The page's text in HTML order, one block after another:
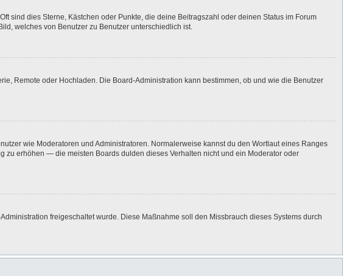
sind dies Sterne, Kästchen oder Punkte, die deine Beitragszahl oder deinen Status im Forum
welches von Benutzer zu Benutzer unterschiedlich ist.
Remote oder Hochladen. Die Board-Administration kann bestimmen, ob und wie die Benutzer
wie Moderatoren und Administratoren. Normalerweise kannst du den Wortlaut eines Ranges
zu erhöhen — die meisten Boards dulden dieses Verhalten nicht und ein Moderator oder
freigeschaltet wurde. Diese Maßnahme soll den Missbrauch dieses Systems durch